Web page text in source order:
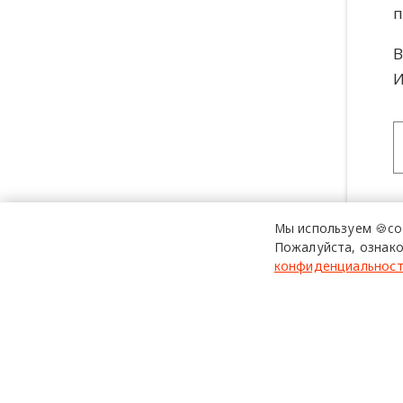
Мы используем
Пожалуйста,